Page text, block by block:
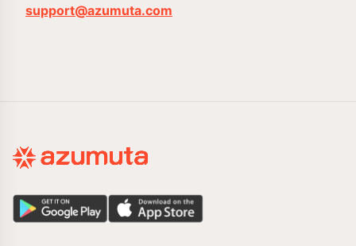
support@azumuta.com